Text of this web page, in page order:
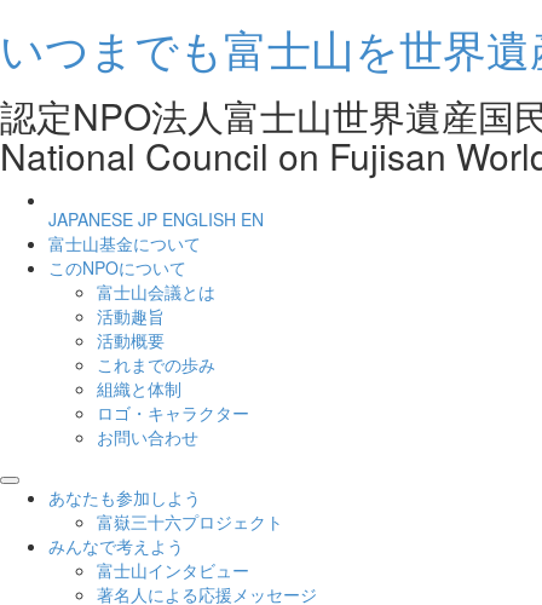
いつまでも富士山を世界
認定NPO法人富士山世界遺産
National Council on Fujisan
JAPANESE JP ENGLISH EN
富士山基金について
このNPOについて
富士山会議とは
活動趣旨
活動概要
これまでの歩み
組織と体制
ロゴ・キャラクター
お問い合わせ
あなたも参加しよう
富嶽三十六プロジェクト
みんなで考えよう
富士山インタビュー
著名人による応援メッセージ